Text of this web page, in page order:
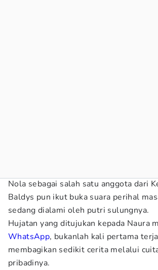
Nola sebagai salah satu anggota dari
Baldys pun ikut buka suara perihal
sedang dialami oleh putri sulungnya.
Hujatan yang ditujukan kepada Naura
WhatsApp, bukanlah kali pertama
membagikan sedikit cerita melalui
pribadinya.